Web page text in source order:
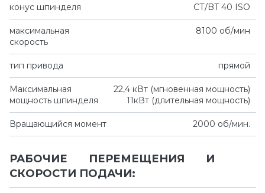
конус шпинделя СТ/BT 40 ISO
максимальная
скорость
8100 об/мин
тип привода прямой
Максимальная
мощность шпинделя
22,4 кВт (мгновенная мощность)
11кВт (длительная мощность)
Вращающийся момент 2000 об/мин.
РАБОЧИЕ ПЕРЕМЕЩЕНИЯ И
СКОРОСТИ ПОДАЧИ: